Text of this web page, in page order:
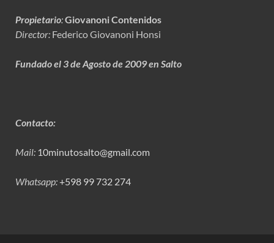
Propietario:Giovanoni Contenidos
Director: Federico Giovanoni Honsi
Fundado el 3 de Agosto de 2009 en Salto
Contacto:
Mail: 10minutosalto@gmail.com
Whatsapp:+598 99 732 274